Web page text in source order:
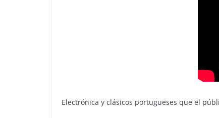
Electrónica y clásicos portugueses que el